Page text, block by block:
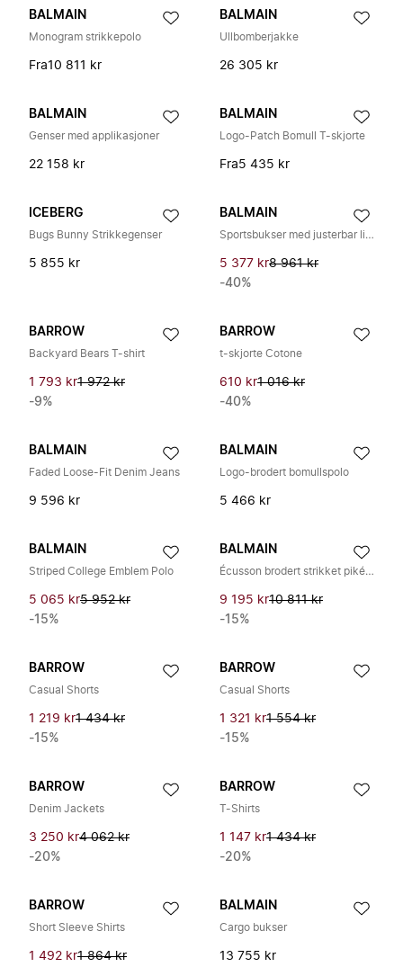
BALMAIN
Monogram strikkepolo
Fra10 811 kr
BALMAIN
Ullbomberjakke
26 305 kr
BALMAIN
Genser med applikasjoner
22 158 kr
BALMAIN
Logo-Patch Bomull T-skjorte
Fra5 435 kr
ICEBERG
Bugs Bunny Strikkegenser
5 855 kr
BALMAIN
Sportsbukser med justerbar linning
5 377 kr8 961 kr
-40%
BARROW
Backyard Bears T-shirt
1 793 kr1 972 kr
-9%
BARROW
t-skjorte Cotone
610 kr1 016 kr
-40%
BALMAIN
Faded Loose-Fit Denim Jeans
9 596 kr
BALMAIN
Logo-brodert bomullspolo
5 466 kr
BALMAIN
Striped College Emblem Polo
5 065 kr5 952 kr
-15%
BALMAIN
Écusson brodert strikket pikétrøye
9 195 kr10 811 kr
-15%
BARROW
Casual Shorts
1 219 kr1 434 kr
-15%
BARROW
Casual Shorts
1 321 kr1 554 kr
-15%
BARROW
Denim Jackets
3 250 kr4 062 kr
-20%
BARROW
T-Shirts
1 147 kr1 434 kr
-20%
BARROW
Short Sleeve Shirts
1 492 kr1 864 kr
BALMAIN
Cargo bukser
13 755 kr